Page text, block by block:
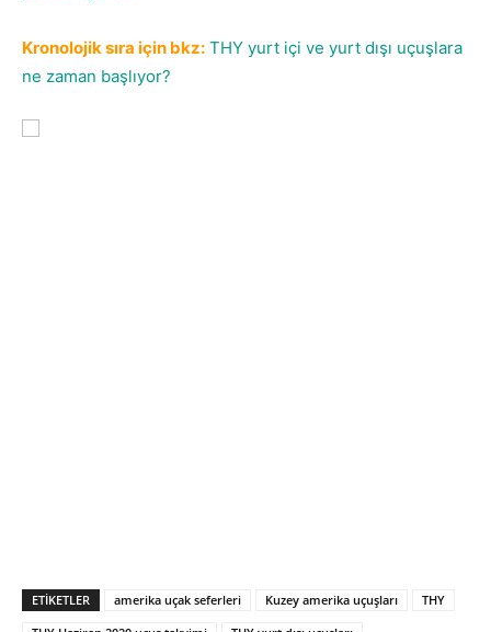
Kronolojik sıra için bkz: THY yurt içi ve yurt dışı uçuşlara
ne zaman başlıyor?
ETIKETLER amerika uçak seferleri Kuzey amerika uçuşları
THY